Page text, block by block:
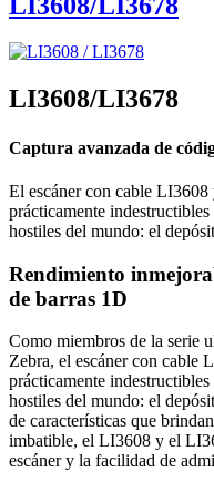
LI3608/LI3678
Captura avanzada de
El escáner con cable
prácticamente
hostiles del mundo: el
Rendimiento
de barras 1D
Como miembros de la serie
Zebra, el escáner con
prácticamente
hostiles del mundo: el
de características que
imbatible, el LI3608 y el
escáner y la facilidad de